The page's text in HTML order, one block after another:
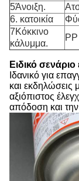
5Άνοιξη.
6. κατοικία
7Κόκκινο
κάλυμμα.
PP
Ειδικό
Ιδανικό για
και εκδηλώσεις
αξιόπιστος
απόδοση και